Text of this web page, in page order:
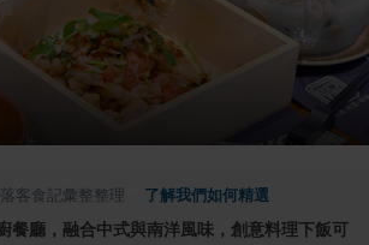
客食記彙整整理 了解我們如何精選
餐廳，融合中式與南洋風味，創意料理下飯可